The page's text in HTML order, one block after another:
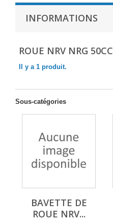
INFORMATIONS
ROUE NRV NRG 50CC
Il y a 1 produit.
Sous-catégories
BAVETTE DE
ROUE NRV...